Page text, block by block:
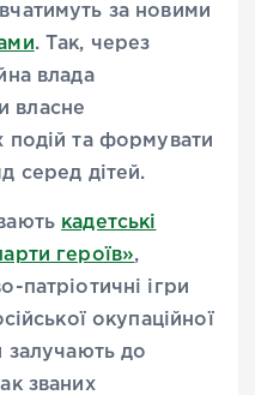
за новими
. Так, через
влада
власне
подій та формувати
серед дітей.
кадетські
героїв»,
патріотичні ігри
окупаційної
залучають до
званих